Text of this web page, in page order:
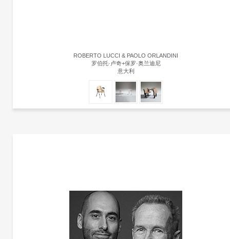
ROBERTO LUCCI & PAOLO ORLANDINI
罗伯托·卢奇+保罗·奥兰迪尼
意大利